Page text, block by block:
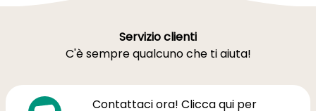
Servizio clienti
C'è sempre qualcuno che ti aiuta!
Contattaci ora! Clicca qui per